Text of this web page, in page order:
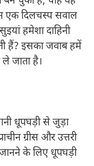
एक दिलचस्प सवाल
हमेशा दाहिनी
हैं? इसका जवाब हमें
जाता है।
धूपघड़ी से जुड़ा
ग्रीस और उत्तरी
जानने के लिए धूपघड़ी